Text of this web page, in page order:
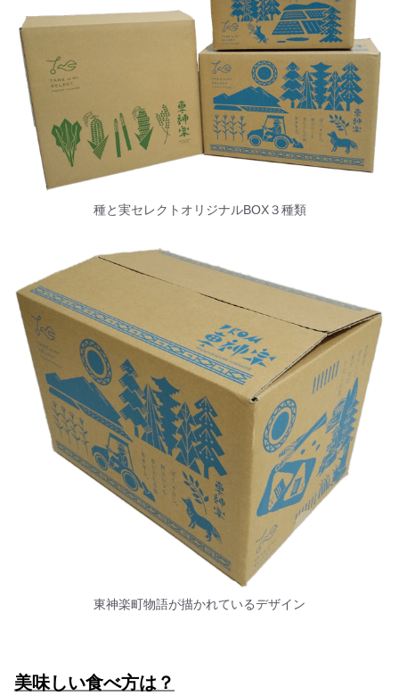
種と実セレクトオリジナルBOX３種類
東神楽町物語が描かれているデザイン
美味しい食べ方は？